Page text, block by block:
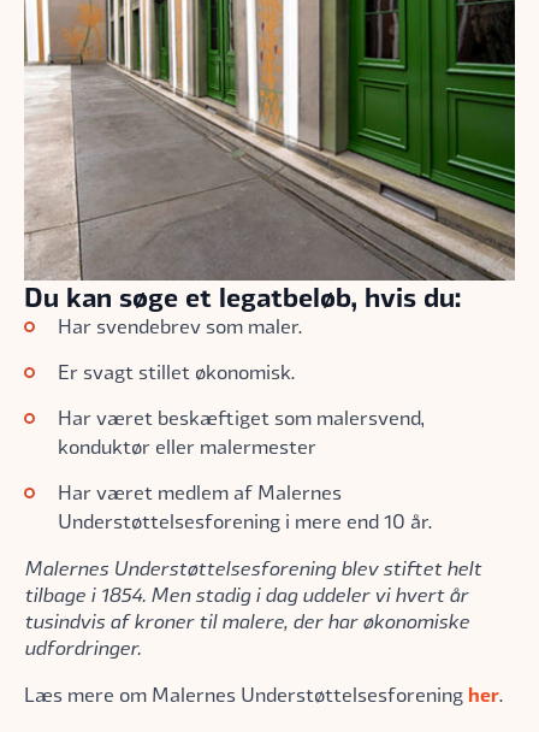
Du kan søge et legatbeløb, hvis du:
Har svendebrev som maler.
Er svagt stillet økonomisk.
Har været beskæftiget som malersvend,
konduktør eller malermester
Har været medlem af Malernes
Understøttelsesforening i mere end 10 år.
Malernes Understøttelsesforening blev stiftet helt
tilbage i 1854. Men stadig i dag uddeler vi hvert år
tusindvis af kroner til malere, der har økonomiske
udfordringer.
Læs mere om Malernes Understøttelsesforening her.